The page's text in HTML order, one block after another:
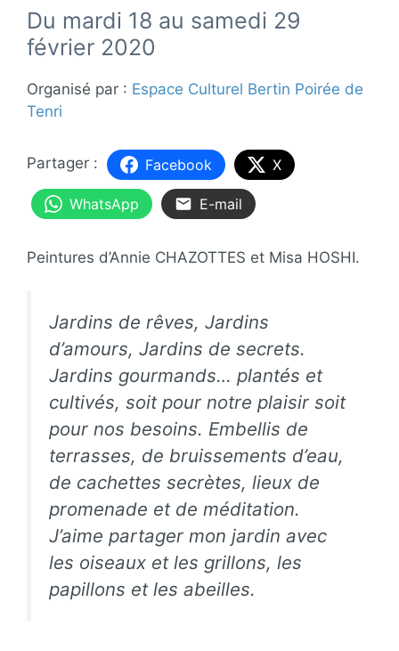
Du mardi 18 au samedi 29
février 2020
Organisé par : Espace Culturel Bertin Poirée de
Tenri
Facebook X
WhatsApp E-mail
Peintures d’Annie CHAZOTTES et Misa HOSHI.
Jardins de rêves, Jardins
d’amours, Jardins de secrets.
Jardins gourmands… plantés et
cultivés, soit pour notre plaisir soit
pour nos besoins. Embellis de
terrasses, de bruissements d’eau,
de cachettes secrètes, lieux de
promenade et de méditation.
J’aime partager mon jardin avec
les oiseaux et les grillons, les
papillons et les abeilles.